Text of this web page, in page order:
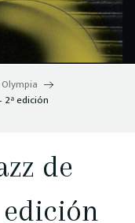
2ª edición
de
edición